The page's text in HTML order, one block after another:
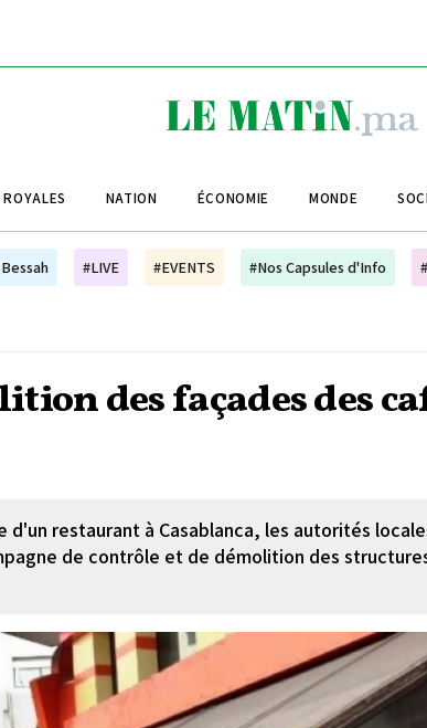
NATION ÉCONOMIE MONDE
#LIVE #EVENTS #Nos Capsules d'Info
des façades des
restaurant à Casablanca, les autorités
de contrôle et de démolition des